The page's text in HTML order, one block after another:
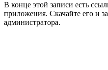
В конце этой записи есть
приложения. Скачайте его и
администратора.